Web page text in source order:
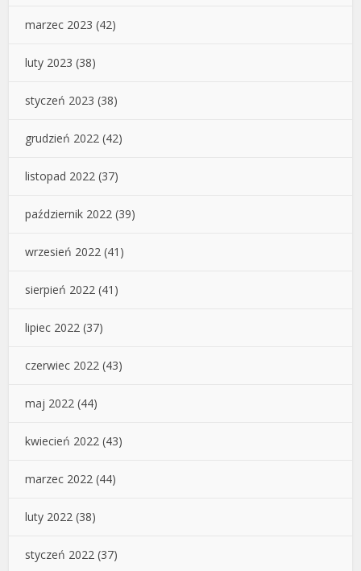
marzec 2023 (42)
luty 2023 (38)
styczeń 2023 (38)
grudzień 2022 (42)
listopad 2022 (37)
październik 2022 (39)
wrzesień 2022 (41)
sierpień 2022 (41)
lipiec 2022 (37)
czerwiec 2022 (43)
maj 2022 (44)
kwiecień 2022 (43)
marzec 2022 (44)
luty 2022 (38)
styczeń 2022 (37)